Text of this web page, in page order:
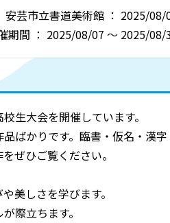
安芸市立書道美術館 ： 2025/08/
期間 ： 2025/08/07 ～ 2025/08/
生大会を開催しています。
ばかりです。臨書・仮名・漢字
ぜひご覧ください。
美しさを学びます。
際立ちます。